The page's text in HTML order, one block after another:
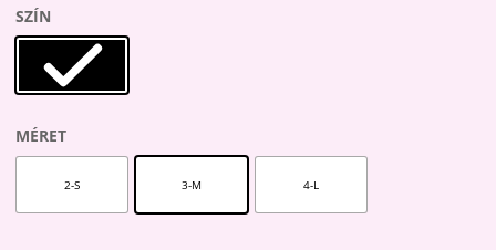
SZÍN
MÉRET
2-S 3-M 4-L